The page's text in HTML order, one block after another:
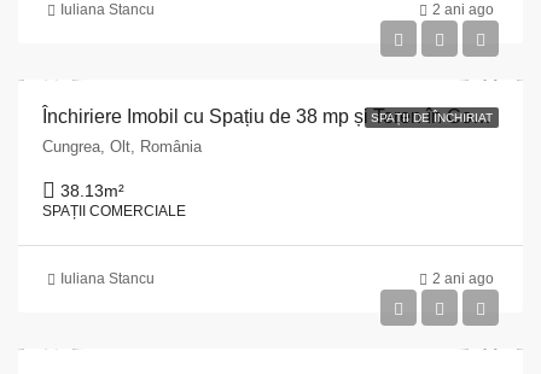
Iuliana Stancu 2 ani ago
SPAȚII DE ÎNCHIRIAT
Închiriere Imobil cu Spațiu de 38 mp și Teren în Comuna Cungrea, Județul Olt
Cungrea, Olt, România
38.13m²
SPAȚII COMERCIALE
Iuliana Stancu 2 ani ago